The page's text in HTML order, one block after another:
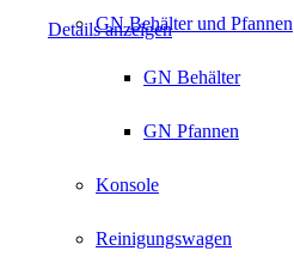
GN Behälter und Pfannen
GN Behälter
GN Pfannen
Konsole
Reinigungswagen
Details anzeigen